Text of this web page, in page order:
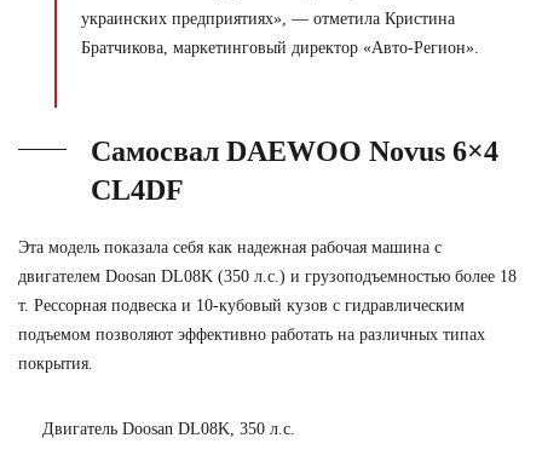
украинских предприятиях», — отметила Кристина
Братчикова, маркетинговый директор «Авто-Регион».
Самосвал DAEWOO Novus 6×4
CL4DF
Эта модель показала себя как надежная рабочая машина с
двигателем Doosan DL08K (350 л.с.) и грузоподъемностью более 18
т. Рессорная подвеска и 10-кубовый кузов с гидравлическим
подъемом позволяют эффективно работать на различных типах
покрытия.
Двигатель Doosan DL08K, 350 л.с.